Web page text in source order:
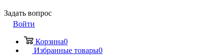
Задать вопрос
Войти
Корзина0
Избранные товары0